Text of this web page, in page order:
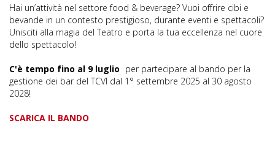
Hai un’attività nel settore food & beverage? Vuoi offrire cibi e
bevande in un contesto prestigioso, durante eventi e spettacoli?
Unisciti alla magia del Teatro e porta la tua eccellenza nel cuore
dello spettacolo!
C'è tempo fino al 9 luglio per partecipare al bando per la
gestione dei bar del TCVI dal 1° settembre 2025 al 30 agosto
2028!
SCARICA IL BANDO